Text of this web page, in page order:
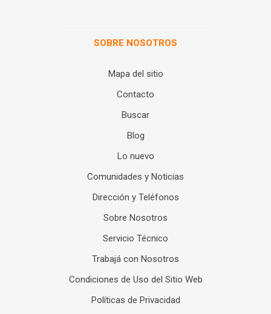
SOBRE NOSOTROS
Mapa del sitio
Contacto
Buscar
Blog
Lo nuevo
Comunidades y Noticias
Dirección y Teléfonos
Sobre Nosotros
Servicio Técnico
Trabajá con Nosotros
Condiciones de Uso del Sitio Web
Políticas de Privacidad